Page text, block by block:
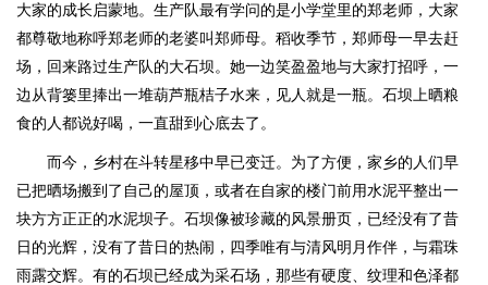
大家的成长启蒙地。生产队最有学问的是小学堂里的郑老师，大家
都尊敬地称呼郑老师的老婆叫郑师母。稻收季节，郑师母一早去赶
场，回来路过生产队的大石坝。她一边笑盈盈地与大家打招呼，一
边从背篓里捧出一堆葫芦瓶桔子水来，见人就是一瓶。石坝上晒粮
食的人都说好喝，一直甜到心底去了。
而今，乡村在斗转星移中早已变迁。为了方便，家乡的人们早
已把晒场搬到了自己的屋顶，或者在自家的楼门前用水泥平整出一
块方方正正的水泥坝子。石坝像被珍藏的风景册页，已经没有了昔
日的光辉，没有了昔日的热闹，四季唯有与清风明月作伴，与霜珠
雨露交辉。有的石坝已经成为采石场，那些有硬度、纹理和色泽都